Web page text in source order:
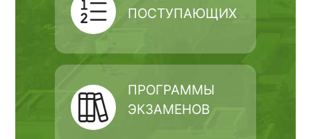
ПОСТУПАЮЩИХ
ПРОГРАММЫ
ЭКЗАМЕНОВ